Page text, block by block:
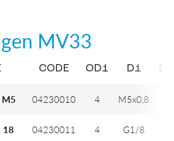
MV33
CODE OD1 D1 D2
04230010 4 M5x0,8
18 04230011 4 G1/8